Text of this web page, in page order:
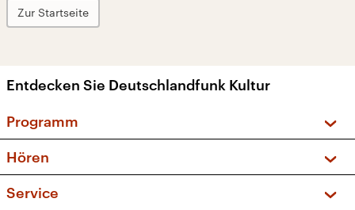
Zur Startseite
Entdecken Sie Deutschlandfunk Kultur
Programm
Sendungen und Podcasts
Musikliste
Hören
Service